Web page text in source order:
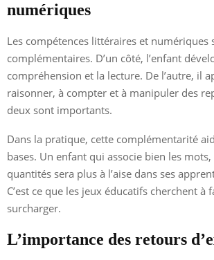
numériques
Les compétences littéraires et numériques
complémentaires. D’un côté, l’enfant
compréhension et la lecture. De l’autre, il
raisonner, à compter et à manipuler des
deux sont importants.
Dans la pratique, cette complémentarité
bases. Un enfant qui associe bien les
quantités sera plus à l’aise dans ses
C’est ce que les jeux éducatifs cherchent à
surcharger.
L’importance des retours